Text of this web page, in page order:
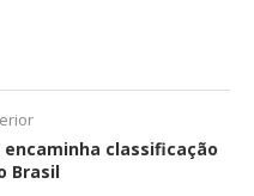
classificação
Brasil